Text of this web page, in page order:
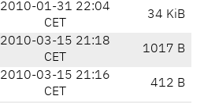
2010-01-31 22:04
CET
34 KiB
2010-03-15 21:18
CET
1017 B
2010-03-15 21:16
CET
412 B